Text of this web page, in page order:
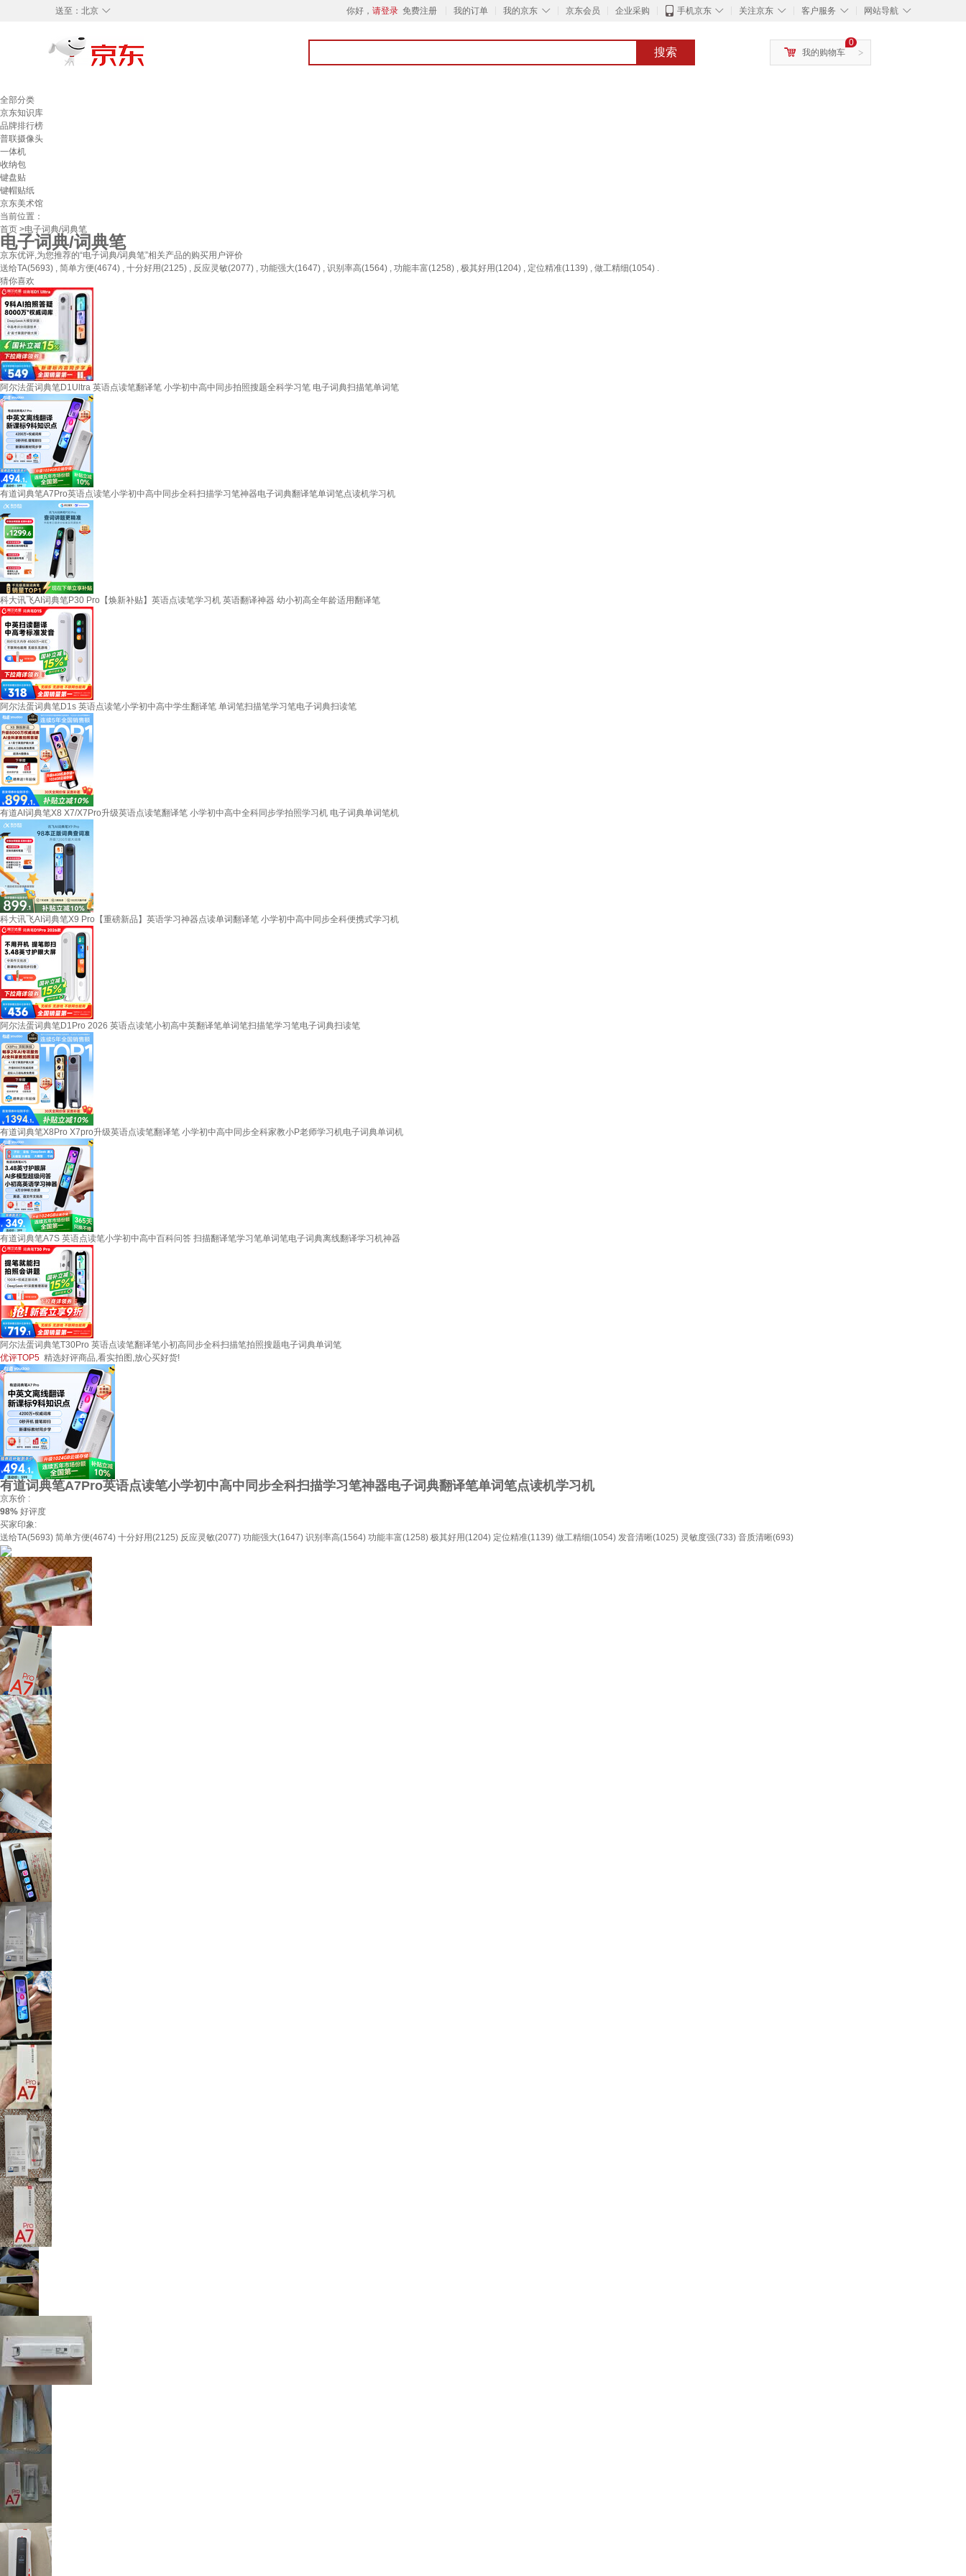
◇
送至： 北京 你好， 请登录 免费注册 我的订单 ◇
我的京东 京东会员 企业采购 ◇
手机京东 ◇
关注京东 ◇
客户服务 ◇
网站导航
搜索 >
0
我的购物车
全部分类
京东知识库
品牌排行榜
普联摄像头
一体机
收纳包
键盘贴
键帽贴纸
京东美术馆
当前位置：
首页 >电子词典/词典笔
电子词典/词典笔
京东优评,为您推荐的“电子词典/词典笔”相关产品的购买用户评价
送给TA(5693) , 简单方便(4674) , 十分好用(2125) , 反应灵敏(2077) , 功能强大(1647) , 识别率高(1564) , 功能丰富(1258) , 极其好用(1204) , 定位精准(1139) , 做工精细(1054) .
猜你喜欢
阿尔法蛋词典笔D1Ultra 英语点读笔翻译笔 小学初中高中同步拍照搜题全科学习笔 电子词典扫描笔单词笔
有道词典笔A7Pro英语点读笔小学初中高中同步全科扫描学习笔神器电子词典翻译笔单词笔点读机学习机
科大讯飞AI词典笔P30 Pro【焕新补贴】英语点读笔学习机 英语翻译神器 幼小初高全年龄适用翻译笔
阿尔法蛋词典笔D1s 英语点读笔小学初中高中学生翻译笔 单词笔扫描笔学习笔电子词典扫读笔
有道AI词典笔X8 X7/X7Pro升级英语点读笔翻译笔 小学初中高中全科同步学拍照学习机 电子词典单词笔机
科大讯飞AI词典笔X9 Pro【重磅新品】英语学习神器点读单词翻译笔 小学初中高中同步全科便携式学习机
阿尔法蛋词典笔D1Pro 2026 英语点读笔小初高中英翻译笔单词笔扫描笔学习笔电子词典扫读笔
有道词典笔X8Pro X7pro升级英语点读笔翻译笔 小学初中高中同步全科家教小P老师学习机电子词典单词机
有道词典笔A7S 英语点读笔小学初中高中百科问答 扫描翻译笔学习笔单词笔电子词典离线翻译学习机神器
阿尔法蛋词典笔T30Pro 英语点读笔翻译笔小初高同步全科扫描笔拍照搜题电子词典单词笔
优评TOP5 精选好评商品,看实拍图,放心买好货!
有道词典笔A7Pro英语点读笔小学初中高中同步全科扫描学习笔神器电子词典翻译笔单词笔点读机学习机
京东价 :
98% 好评度
买家印象:
送给TA(5693) 简单方便(4674) 十分好用(2125) 反应灵敏(2077) 功能强大(1647) 识别率高(1564) 功能丰富(1258) 极其好用(1204) 定位精准(1139) 做工精细(1054) 发音清晰(1025) 灵敏度强(733) 音质清晰(693)